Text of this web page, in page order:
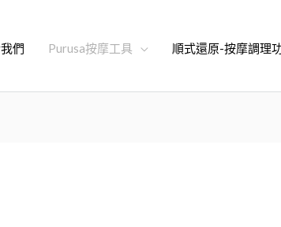
們 Purusa按摩工具 順式還原-按摩調理